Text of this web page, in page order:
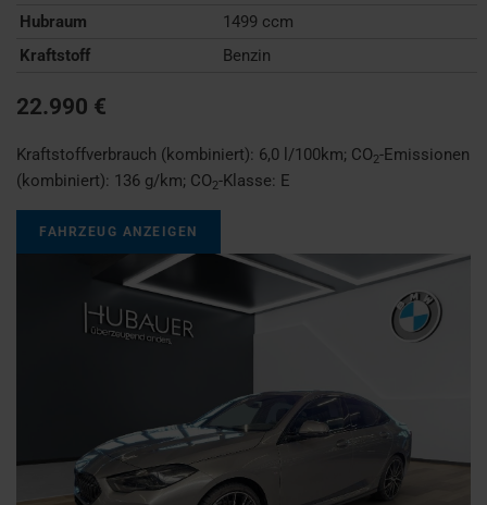
Hubraum
1499 ccm
Kraftstoff
Benzin
22.990 €
Kraftstoffverbrauch (kombiniert): 6,0 l/100km; CO2-Emissionen
(kombiniert): 136 g/km; CO2-Klasse: E
FAHRZEUG ANZEIGEN